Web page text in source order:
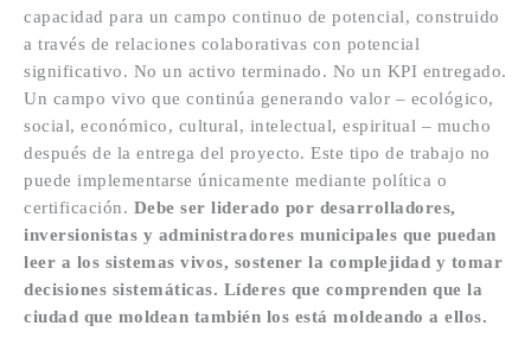
capacidad para un campo continuo de potencial, construido
a través de relaciones colaborativas con potencial
significativo. No un activo terminado. No un KPI entregado.
Un campo vivo que continúa generando valor – ecológico,
social, económico, cultural, intelectual, espiritual – mucho
después de la entrega del proyecto. Este tipo de trabajo no
puede implementarse únicamente mediante política o
certificación. Debe ser liderado por desarrolladores,
inversionistas y administradores municipales que puedan
leer a los sistemas vivos, sostener la complejidad y tomar
decisiones sistemáticas. Líderes que comprenden que la
ciudad que moldean también los está moldeando a ellos.